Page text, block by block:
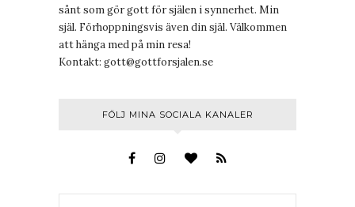
sånt som gör gott för själen i synnerhet. Min
själ. Förhoppningsvis även din själ. Välkommen
att hänga med på min resa!
Kontakt: gott@gottforsjalen.se
FÖLJ MINA SOCIALA KANALER